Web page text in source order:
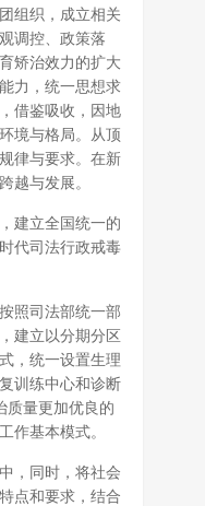
组织，成立相关
调控、政策落
矫治效力的扩大
力，统一思想求
借鉴吸收，因地
境与格局。从顶
律与要求。在新
越与发展。
建立全国统一的
代司法行政戒毒
照司法部统一部
建立以分期分区
，统一设置生理
训练中心和诊断
质量更加优良的
作基本模式。
，同时，将社会
点和要求，结合